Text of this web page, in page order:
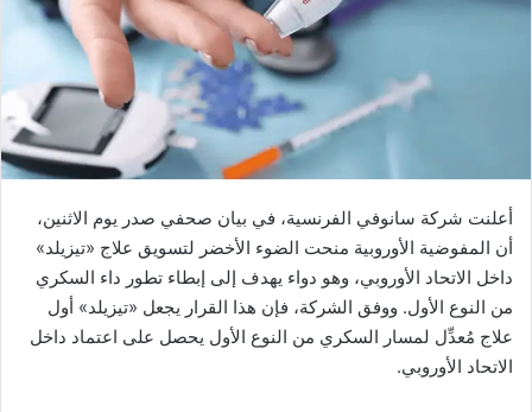
أعلنت شركة سانوفي الفرنسية، في بيان صحفي صدر يوم الاثنين،
أن المفوضية الأوروبية منحت الضوء الأخضر لتسويق علاج «تيزيلد»
داخل الاتحاد الأوروبي، وهو دواء يهدف إلى إبطاء تطور داء السكري
من النوع الأول. ووفق الشركة، فإن هذا القرار يجعل «تيزيلد» أول
علاج مُعدِّل لمسار السكري من النوع الأول يحصل على اعتماد داخل
الاتحاد الأوروبي.